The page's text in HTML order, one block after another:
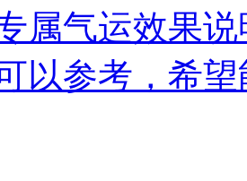
属气运效果
以参考，希